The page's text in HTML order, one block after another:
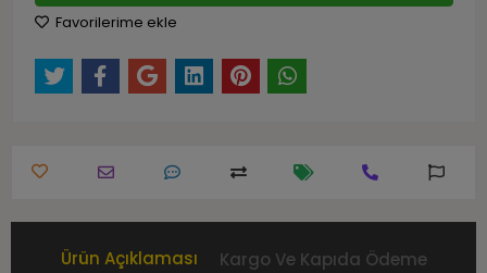
Favorilerime ekle
Ürün Açıklaması Kargo Ve Kapıda Ödeme